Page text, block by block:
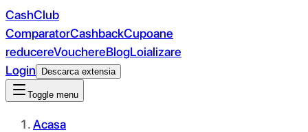
CashClub
ComparatorCashbackCupoane
reducereVouchereBlogLoializare
Login
Descarca extensia
Toggle menu
Acasa